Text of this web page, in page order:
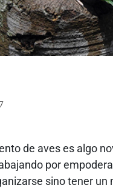
de aves es algo
por
sino tener un